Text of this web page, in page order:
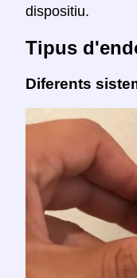
dispositiu.
Tipus
Diferents